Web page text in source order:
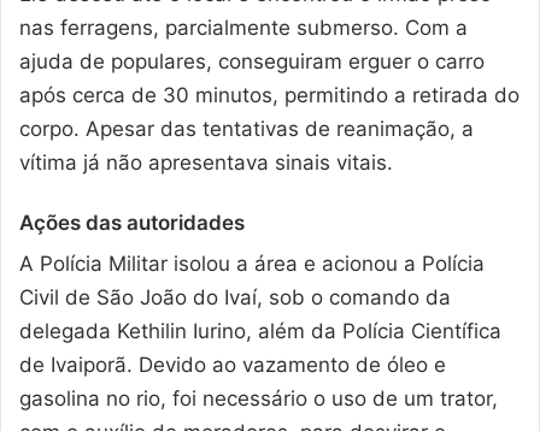
nas ferragens, parcialmente submerso. Com a
ajuda de populares, conseguiram erguer o carro
após cerca de 30 minutos, permitindo a retirada do
corpo. Apesar das tentativas de reanimação, a
vítima já não apresentava sinais vitais.
Ações das autoridades
A Polícia Militar isolou a área e acionou a Polícia
Civil de São João do Ivaí, sob o comando da
delegada Kethilin Iurino, além da Polícia Científica
de Ivaiporã. Devido ao vazamento de óleo e
gasolina no rio, foi necessário o uso de um trator,